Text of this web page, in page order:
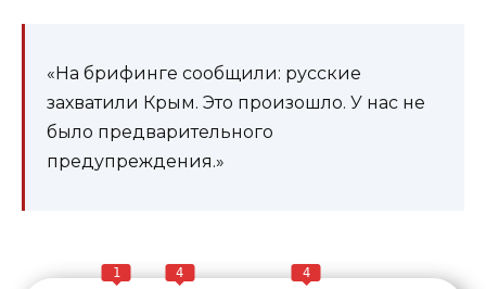
«На брифинге сообщили: русские
захватили Крым. Это произошло. У нас не
было предварительного
предупреждения.»
1 4 4